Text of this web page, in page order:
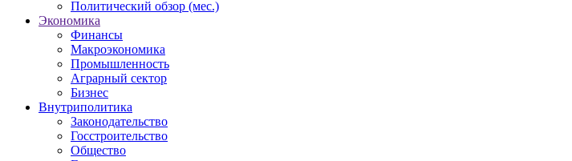
Политический обзор (мес.)
Экономика
Финансы
Макроэкономика
Промышленность
Аграрный сектор
Бизнес
Внутриполитика
Законодательство
Госстроительство
Общество